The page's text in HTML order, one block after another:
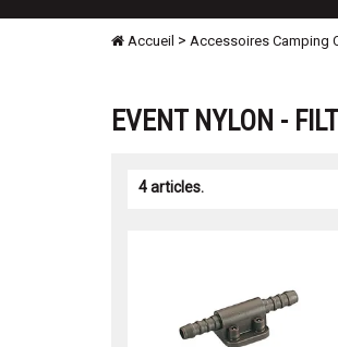
Accueil > Accessoires Camping
EVENT NYLON -
4 articles.